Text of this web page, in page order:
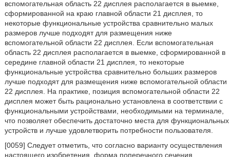
вспомогательная область 22 дисплея располагается в выемке,
сформированной на краю главной области 21 дисплея, то
некоторые функциональные устройства сравнительно малых
размеров лучше подходят для размещения ниже
вспомогательной области 22 дисплея. Если вспомогательная
область 22 дисплея располагается в выемке, сформированной в
середине главной области 21 дисплея, то некоторые
функциональные устройства сравнительно больших размеров
лучше подходят для размещения ниже вспомогательной области
22 дисплея. На практике, позиция вспомогательной области 22
дисплея может быть рационально установлена в соответствии с
функциональными устройствами, необходимыми на терминале,
что позволяет обеспечить достаточно места для функциональных
устройств и лучше удовлетворить потребности пользователя.
[0059] Следует отметить, что согласно варианту осуществления
настоящего изобретения, форма поперечного сечения